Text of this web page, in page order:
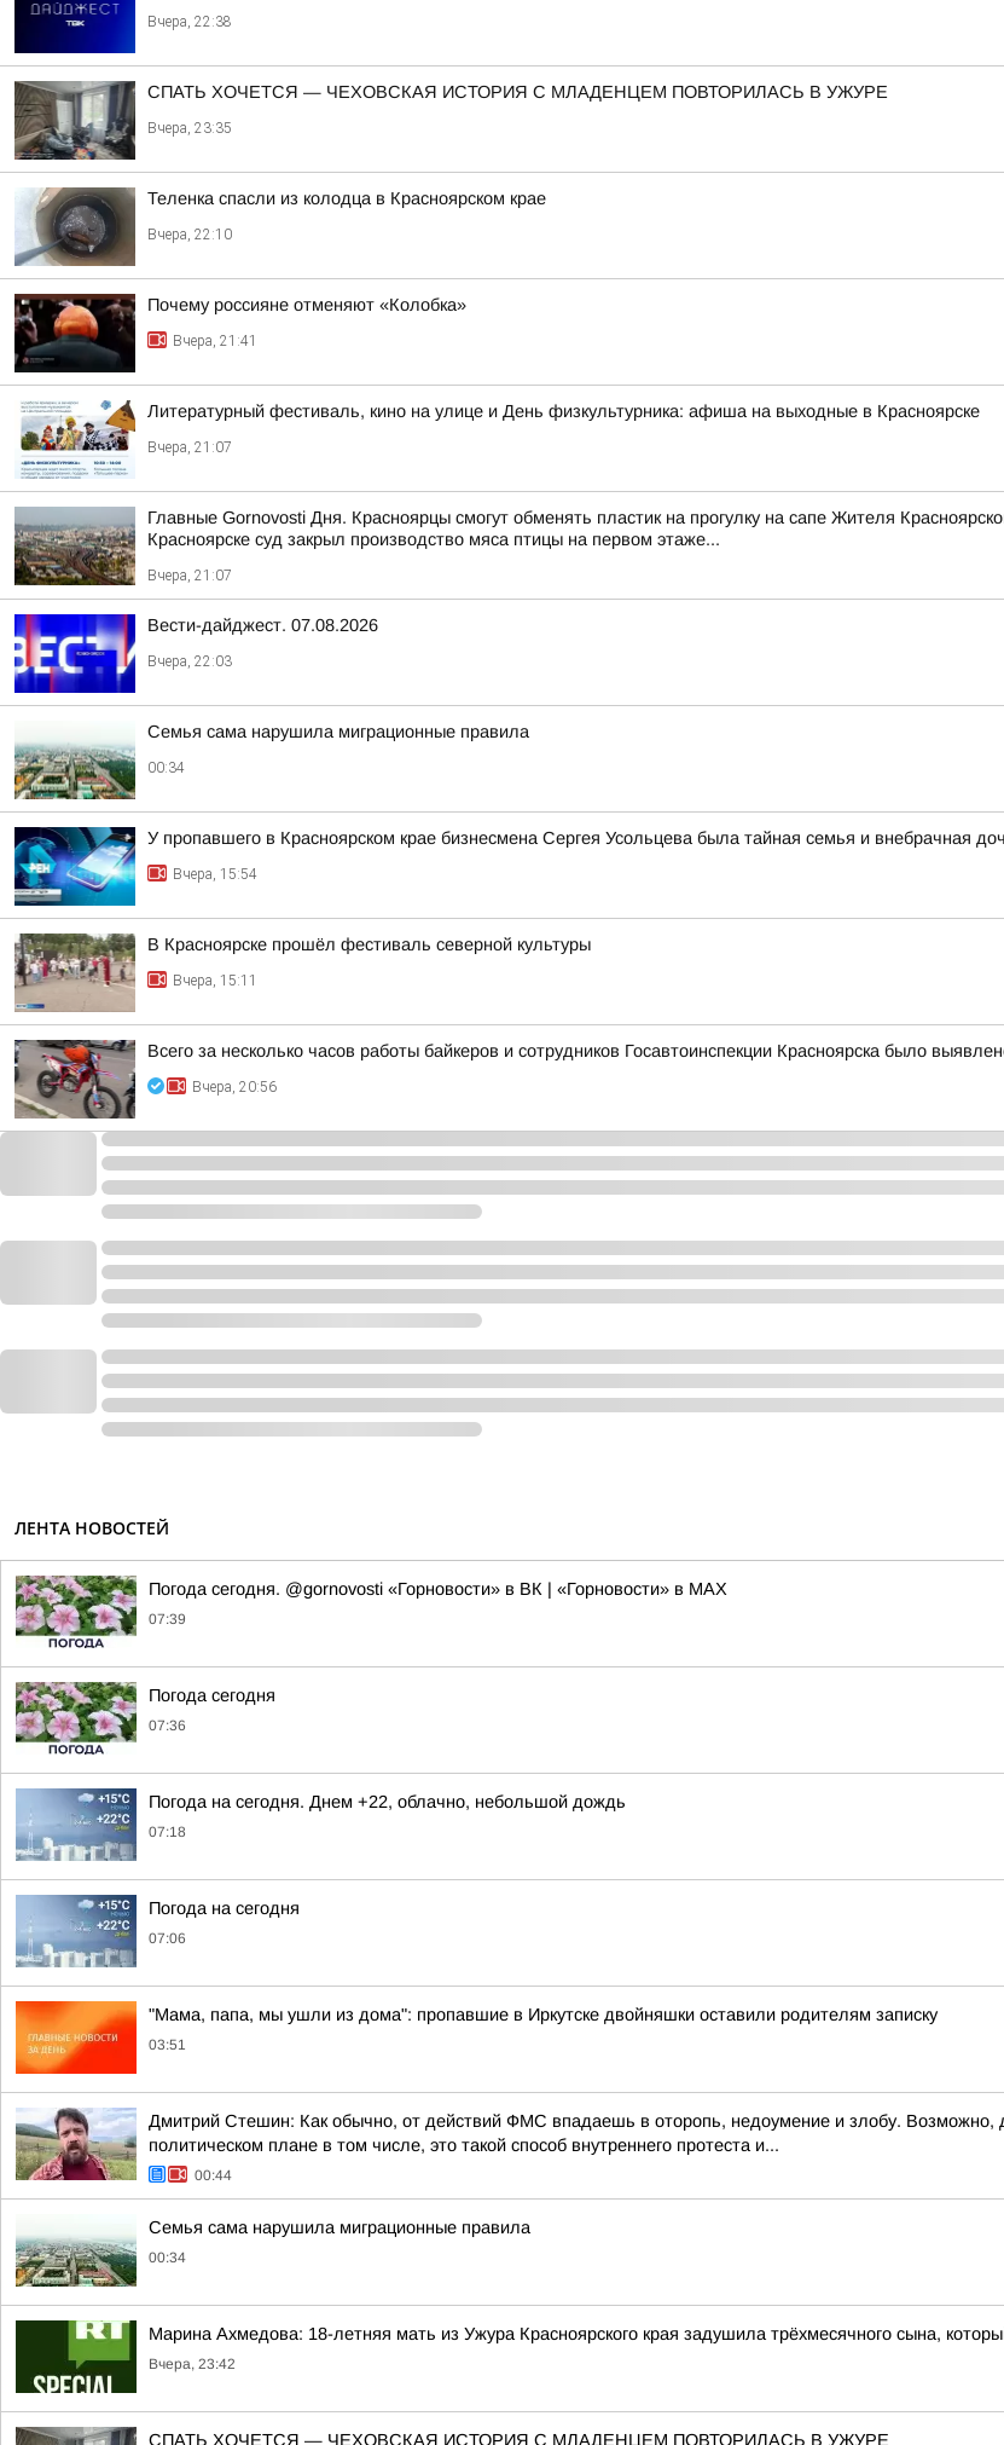
Вчера, 22:38
СПАТЬ ХОЧЕТСЯ — ЧЕХОВСКАЯ ИСТОРИЯ С МЛАДЕНЦЕМ ПОВТОРИЛАСЬ В УЖУРЕ
Вчера, 23:35
Теленка спасли из колодца в Красноярском крае
Вчера, 22:10
Почему россияне отменяют «Колобка»
Вчера, 21:41
Литературный фестиваль, кино на улице и День физкультурника: афиша на выходные в Красноярске
Вчера, 21:07
Главные Gornovosti Дня. Красноярцы смогут обменять пластик на прогулку на сапе Жителя
Красноярске суд закрыл производство мяса птицы на первом этаже...
Вчера, 21:07
Вести-дайджест. 07.08.2026
Вчера, 22:03
Семья сама нарушила миграционные правила
00:34
У пропавшего в Красноярском крае бизнесмена Сергея Усольцева была тайная семья и внебрачная
Вчера, 15:54
В Красноярске прошёл фестиваль северной культуры
Вчера, 15:11
Всего за несколько часов работы байкеров и сотрудников Госавтоинспекции Красноярска было
Вчера, 20:56
ЛЕНТА НОВОСТЕЙ
Погода сегодня. @gornovosti «Горновости» в ВК | «Горновости» в МАХ
07:39
Погода сегодня
07:36
Погода на сегодня. Днем +22, облачно, небольшой дождь
07:18
Погода на сегодня
07:06
"Мама, папа, мы ушли из дома": пропавшие в Иркутске двойняшки оставили родителям записку
03:51
Дмитрий Стешин: Как обычно, от действий ФМС впадаешь в оторопь, недоумение и злобу. Возможно,
политическом плане в том числе, это такой способ внутреннего протеста и...
00:44
Семья сама нарушила миграционные правила
00:34
Марина Ахмедова: 18-летняя мать из Ужура Красноярского края задушила трёхмесячного сына,
Вчера, 23:42
СПАТЬ ХОЧЕТСЯ — ЧЕХОВСКАЯ ИСТОРИЯ С МЛАДЕНЦЕМ ПОВТОРИЛАСЬ В УЖУРЕ